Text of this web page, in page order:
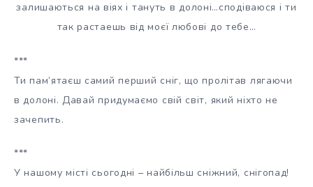
залишаються на віях і тануть в долоні…сподіваюся і ти
так растаешь від моєї любові до тебе…
***
Ти пам’ятаєш самий перший сніг, що пролітав лягаючи
в долоні. Давай придумаємо свій світ, який ніхто не
зачепить.
***
У нашому місті сьогодні – найбільш сніжний, снігопад!